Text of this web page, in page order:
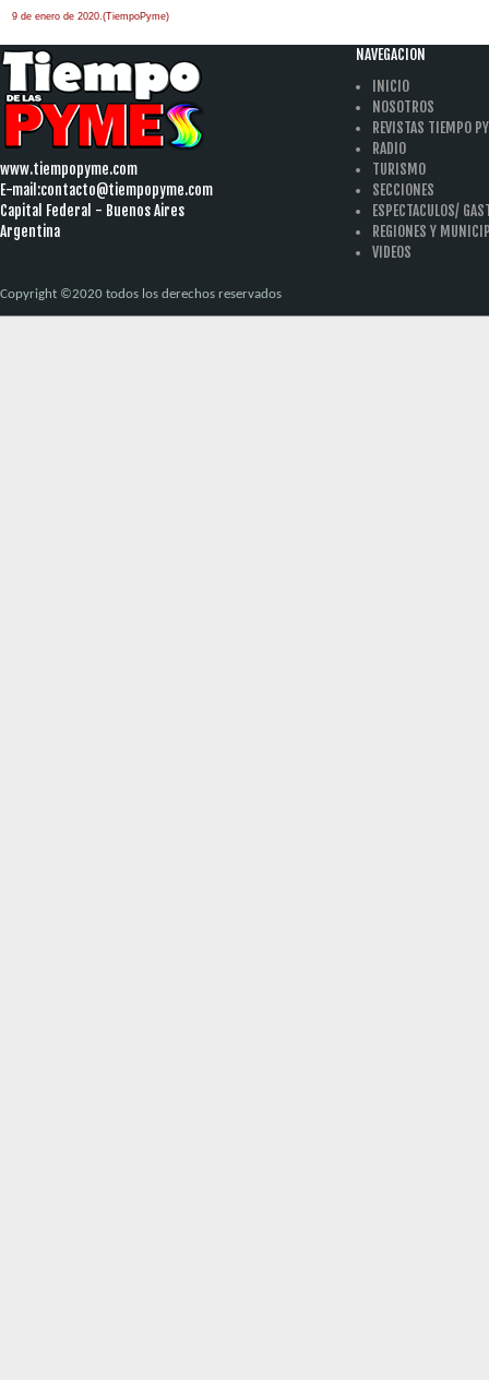
9 de enero de 2020.(TiempoPyme)
www.tiempopyme.com
E-mail:contacto@tiempopyme.com
Capital Federal - Buenos Aires
Argentina
NAVEGACION
INICIO
NOSOTROS
REVISTAS TIEMPO
RADIO
TURISMO
SECCIONES
ESPECTACULOS/
REGIONES Y
VIDEOS
Copyright ©2020 todos los derechos reservados